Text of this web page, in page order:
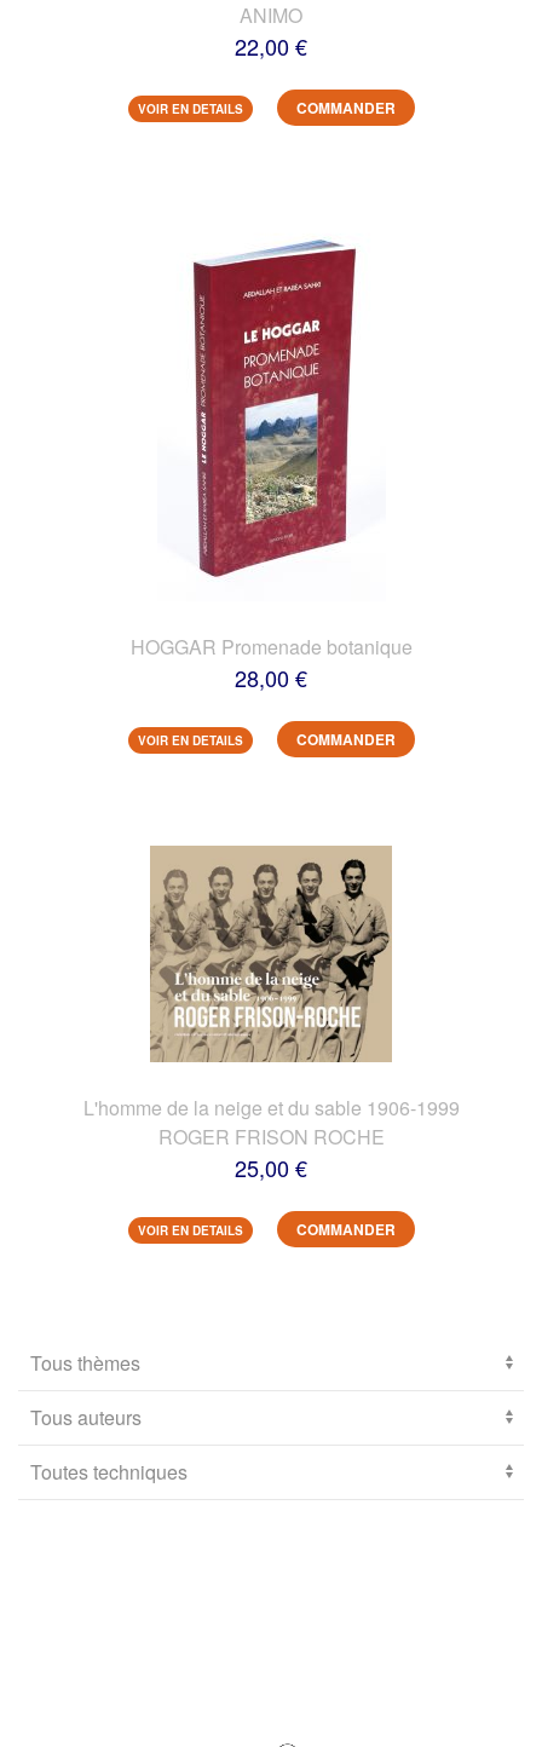
ANIMO
22,00 €
VOIR EN DETAILS COMMANDER
HOGGAR Promenade botanique
28,00 €
VOIR EN DETAILS COMMANDER
L'homme de la neige et du sable 1906-1999
ROGER FRISON ROCHE
25,00 €
VOIR EN DETAILS COMMANDER